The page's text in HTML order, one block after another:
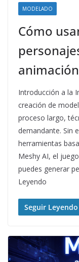
MODELADO
Cómo
animación
Introducción a la
creación de
proceso largo,
demandante. Sin
herramientas
Meshy AI, el
puedes generar
Leyendo
Seguir Leyendo